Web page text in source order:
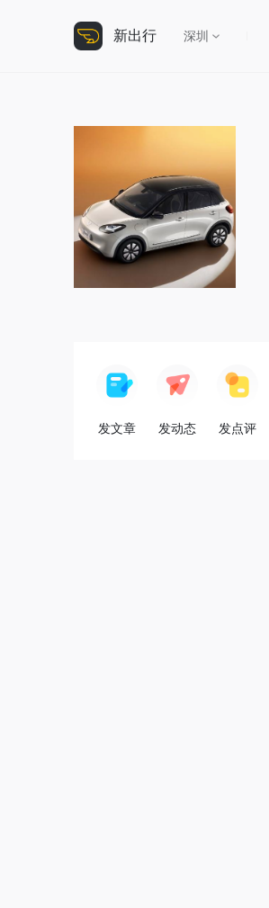
新出行 深圳
发文章 发动态 发点评